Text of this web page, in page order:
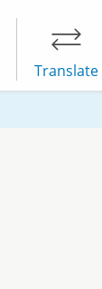
Translate